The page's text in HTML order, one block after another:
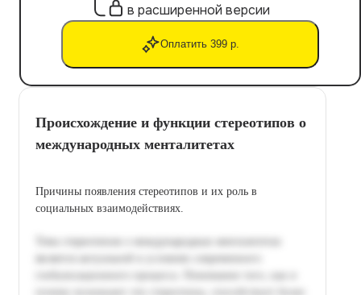
в расширенной версии
Оплатить 399 р.
Происхождение и функции стереотипов о
международных менталитетах
Причины появления стереотипов и их роль в
социальных взаимодействиях.